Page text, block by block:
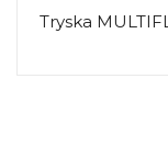
Tryska